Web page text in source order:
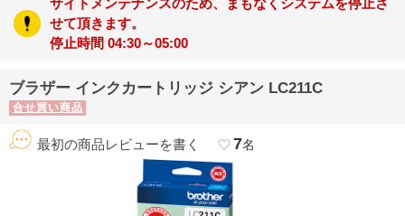
せて頂きます。
停止時間 04:30～05:00
ブラザー インクカートリッジ シアン LC211C
合せ買い商品
最初の商品レビューを書く favorite_border7名